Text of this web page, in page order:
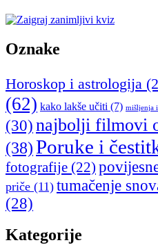
Oznake
Horoskop i astrologija
(62) kako lakše učiti (7) mišljenja
(30) najbolji filmovi
(38)Poruke i
fotografije (22)
priče (11) tumačenje
(28)
Kategorije